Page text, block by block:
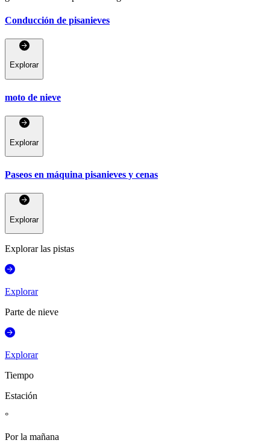
Conducción de pisanieves
Explorar
moto de nieve
Explorar
Paseos en máquina pisanieves y cenas
Explorar
Explorar las pistas
Explorar
Parte de nieve
Explorar
Tiempo
Estación
°
Por la mañana